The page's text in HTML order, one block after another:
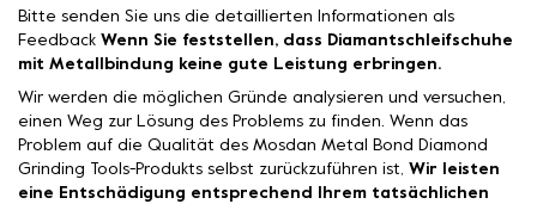
Bitte senden Sie uns die detaillierten Informationen als
Feedback Wenn Sie feststellen, dass Diamantschleifschuhe
mit Metallbindung keine gute Leistung erbringen.
Wir werden die möglichen Gründe analysieren und versuchen,
einen Weg zur Lösung des Problems zu finden. Wenn das
Problem auf die Qualität des Mosdan Metal Bond Diamond
Grinding Tools-Produkts selbst zurückzuführen ist, Wir leisten
eine Entschädigung entsprechend Ihrem tatsächlichen